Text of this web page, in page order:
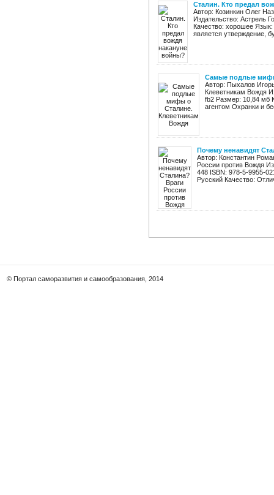
Сталин. Кто предал
Автор: Козинкин Олег
Издательство: Астрель
Качество: хорошее Язык:
является утверждение,
Самые подлые
Автор: Пыхалов
Клеветникам Вождя
fb2 Размер: 10,84 мб
агентом Охранки и
Почему ненавидят
Автор: Константин
России против Вождя
448 ISBN: 978-5-9955-
Русский Качество:
© Портал саморазвития и самообразования, 2014